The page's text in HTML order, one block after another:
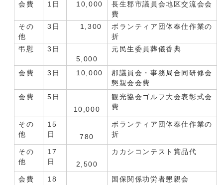
会費 1日 10,000
長生郡市議員会地区交流会会
費
その
他
3日 1,300
ボランティア団体奉仕作業の
折
弔慰
3日
5,000
元民生委員葬儀香典
会費 3日 10,000
郡議員会・事務局合同研修会
懇親会会費
会費
5日
10,000
観光協会ゴルフ大会表彰式会
費
その
他
15
日
780
ボランティア団体奉仕作業の
折
その
他
17
日
2,500
カカシコンテスト賞品代
会費
18
国保関係功労者懇親会